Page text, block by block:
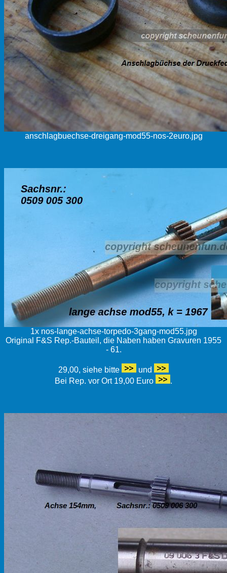
anschlagbuechse-dreigang-mod55-nos-2euro.jpg
1x nos-lange-achse-torpedo-3gang-mod55.jpg
Original F&S Rep.-Bauteil, die Naben haben Gravuren 1955
- 61.
29,00, siehe bitte
und
Bei Rep. vor Ort 19,00 Euro
.